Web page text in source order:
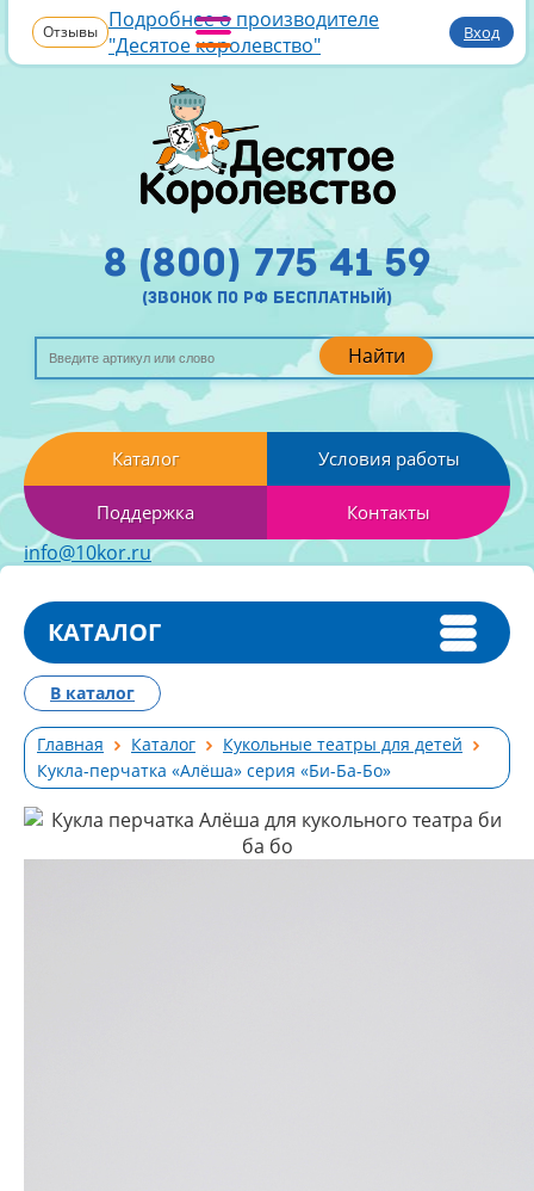
Отзывы Подробнее о производителе
"Десятое королевство"
Вход
Найти
8 (800) 775 41 59
(звонок по рф бесплатный)
Каталог Условия работы
Поддержка Контакты
info@10kor.ru
КАТАЛОГ
Главная Каталог
Кукольные театры для детей
Кукла-перчатка «Алёша» серия «Би-Ба-Бо»
В каталог